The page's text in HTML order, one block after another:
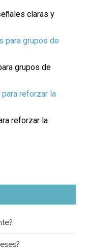
claras y
grupos de
reforzar la